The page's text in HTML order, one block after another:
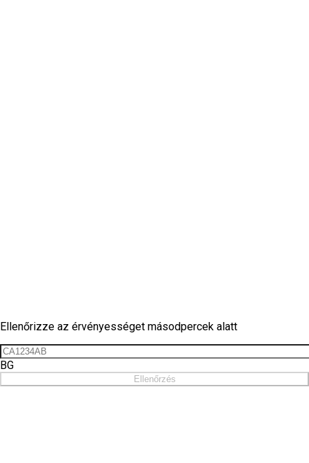
Ellenőrizze az érvényességet másodpercek alatt
BG
Ellenőrzés